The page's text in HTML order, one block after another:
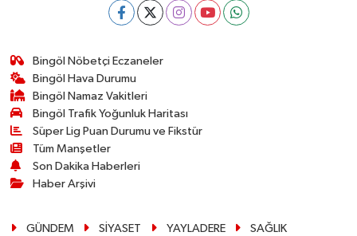
Bingöl Nöbetçi Eczaneler
Bingöl Hava Durumu
Bingöl Namaz Vakitleri
Bingöl Trafik Yoğunluk Haritası
Süper Lig Puan Durumu ve Fikstür
Tüm Manşetler
Son Dakika Haberleri
Haber Arşivi
GÜNDEM SİYASET YAYLADERE SAĞLIK